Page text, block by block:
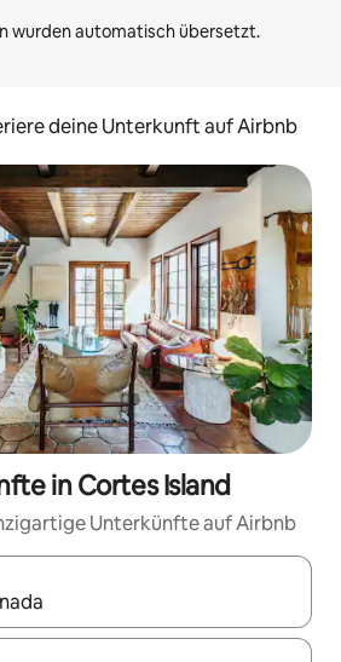
deine Unterkunft auf Airbnb
in Cortes Island
Unterkünfte auf Airbnb
sind, navigiere mit den